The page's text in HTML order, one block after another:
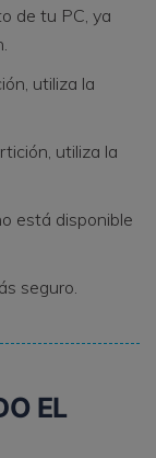
de tu PC, ya
utiliza la
utiliza la
está disponible
seguro.
EL